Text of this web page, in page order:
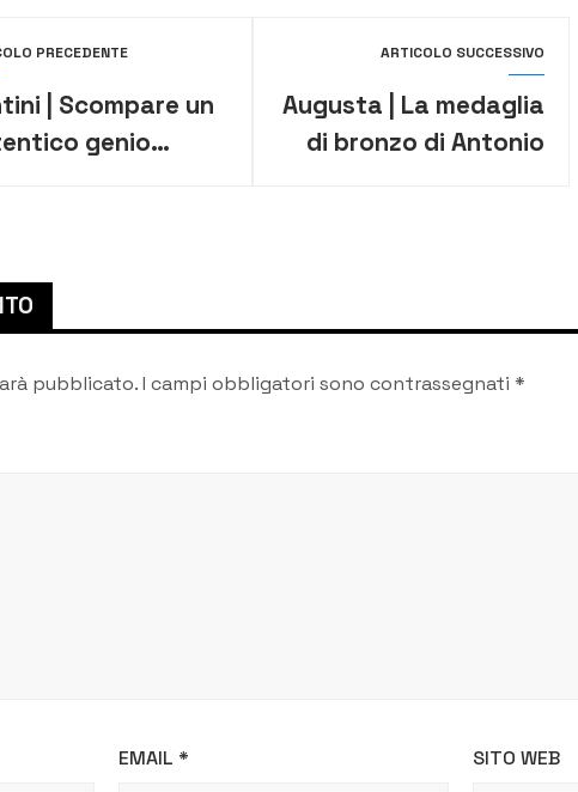
PRECEDENTE
| Scompare un
genio
ARTICOLO SUCCESSIVO
Augusta | La medaglia
di bronzo di Antonio
pubblicato.I campi obbligatori sono contrassegnati *
EMAIL * SITO WEB